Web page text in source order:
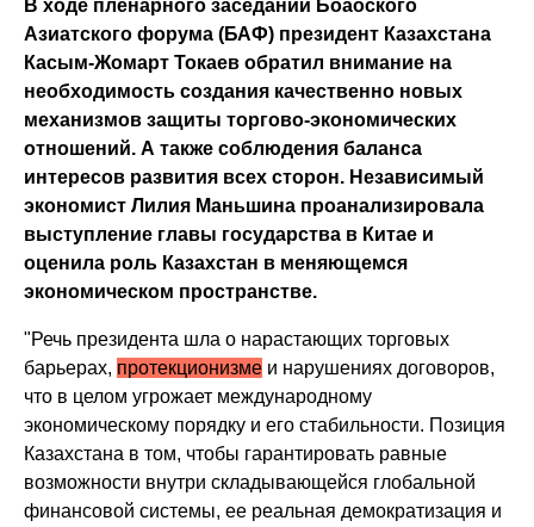
В ходе пленарного заседании Боаоского
Азиатского форума (БАФ) президент Казахстана
Касым-Жомарт Токаев обратил внимание на
необходимость создания качественно новых
механизмов защиты торгово-экономических
отношений. А также соблюдения баланса
интересов развития всех сторон. Независимый
экономист Лилия Маньшина проанализировала
выступление главы государства в Китае и
оценила роль Казахстан в меняющемся
экономическом пространстве.
"Речь президента шла о нарастающих торговых
барьерах, протекционизме и нарушениях договоров,
что в целом угрожает международному
экономическому порядку и его стабильности. Позиция
Казахстана в том, чтобы гарантировать равные
возможности внутри складывающейся глобальной
финансовой системы, ее реальная демократизация и